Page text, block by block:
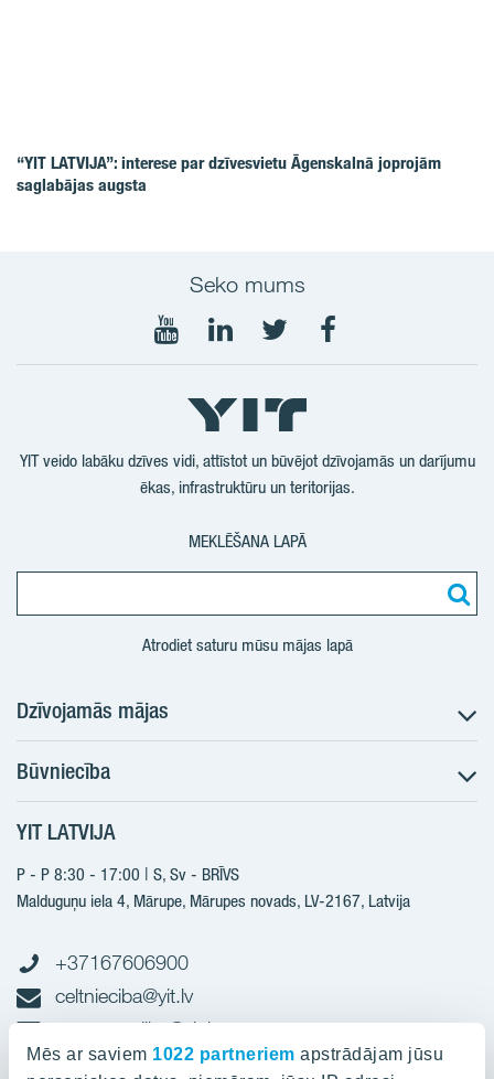
Mēs ar saviem 1022 partneriem apstrādājam jūsu
“YIT LATVIJA”: interese par dzīvesvietu Āgenskalnā joprojām
saglabājas augsta
Seko mums
Seko
mums
YouTube
Seko
mums
LinkedIn
Seko
mums
Twitter
Seko
YIT veido labāku dzīves vidi, attīstot un būvējot dzīvojamās un darījumu
ēkas, infrastruktūru un teritorijas.
MEKLĒŠANA LAPĀ
Atrodiet saturu mūsu mājas lapā
Dzīvojamās mājas
Meklēt dzīvokli
Nākotnes projekti
Pārdošanas informācija
YIT Plus
Kontakti
Būvniecība
Būvniecība
Jaunie projekti
Realizētie projekti
YIT LATVIJA
P - P 8:30 - 17:00 | S, Sv - BRĪVS
Malduguņu iela 4, Mārupe, Mārupes novads, LV-2167, Latvija
+37167606900
celtnieciba@yit.lv
gramatvediba@yit.lv